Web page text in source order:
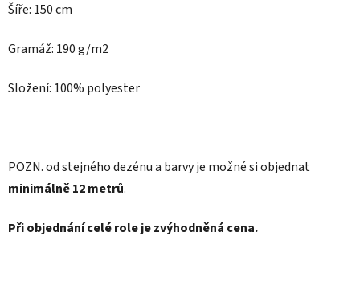
Šíře: 150 cm
Gramáž: 190 g/m2
Složení: 100% polyester
POZN.od stejného dezénu a barvy je možné si objednat
minimálně 12 metrů.
Při objednání celé role je zvýhodněná cena.